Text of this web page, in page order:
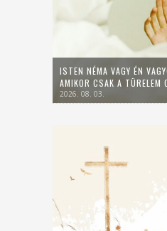
ISTEN NÉMA VAGY ÉN
AMIKOR CSAK A TÜRELEM
2026. 08. 03.